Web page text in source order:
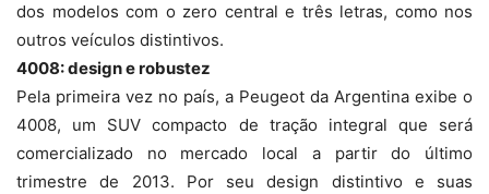
dos modelos com o zero central e três letras, como nos
outros veículos distintivos.
4008: design e robustez
Pela primeira vez no país, a Peugeot da Argentina exibe o
4008, um SUV compacto de tração integral que será
comercializado no mercado local a partir do último
trimestre de 2013. Por seu design distintivo e suas